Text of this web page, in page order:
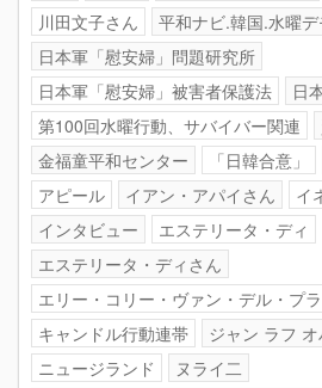
川田文子さん
平和ナビ.韓国.水曜デ
日本軍「慰安婦」問題研究所
日本軍「慰安婦」被害者保護法
日
第100回水曜行動、サバイバー関連
金福童平和センター
「日韓合意」
アピール
イアン・アパイさん
イ
インタビュー
エステリータ・ディ
エステリータ・ディさん
エリー・コリー・ヴァン・デル・プ
キャンドル行動連帯
ジャン ラフ
ニュージランド
ヌライ二